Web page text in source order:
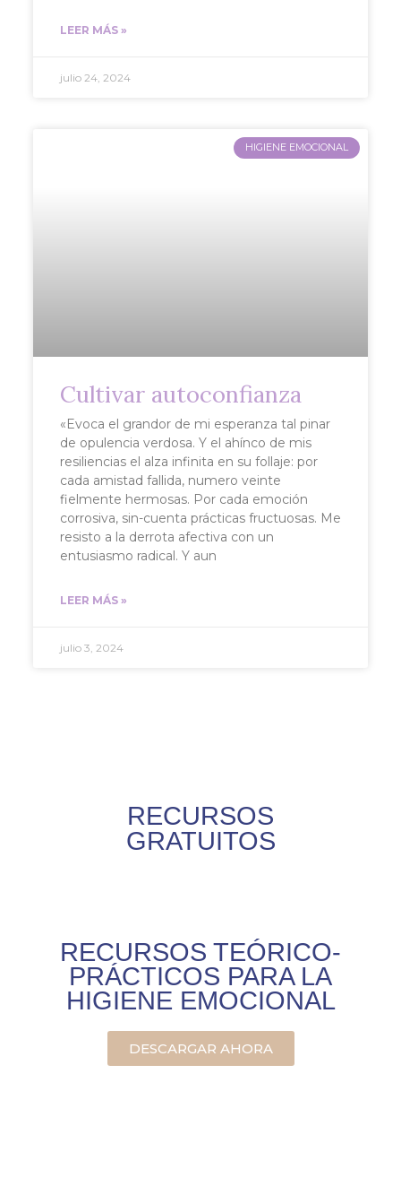
LEER MÁS »
julio 24, 2024
HIGIENE EMOCIONAL
Cultivar autoconfianza
«Evoca el grandor de mi esperanza tal pinar
de opulencia verdosa. Y el ahínco de mis
resiliencias el alza infinita en su follaje: por
cada amistad fallida, numero veinte
fielmente hermosas. Por cada emoción
corrosiva, sin-cuenta prácticas fructuosas. Me
resisto a la derrota afectiva con un
entusiasmo radical. Y aun
LEER MÁS »
julio 3, 2024
RECURSOS
GRATUITOS
RECURSOS TEÓRICO-
PRÁCTICOS PARA LA
HIGIENE EMOCIONAL
DESCARGAR AHORA